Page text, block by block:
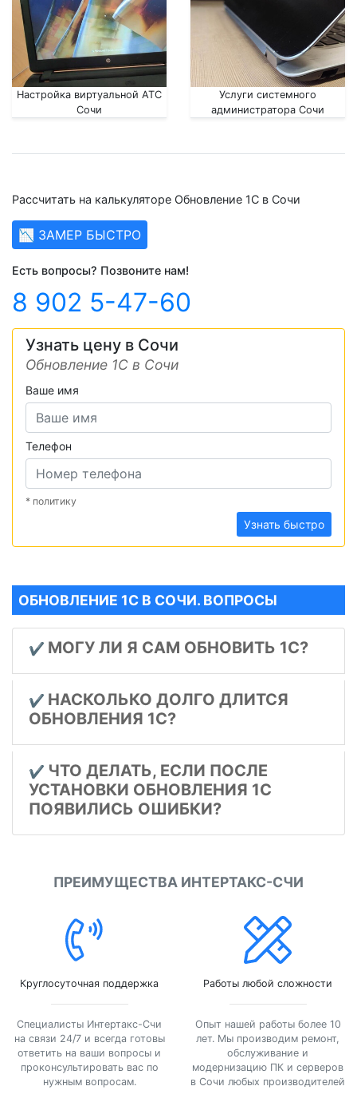
Настройка виртуальной АТС
Сочи
Услуги системного
администратора Сочи
Рассчитать на калькуляторе Обновление 1С в Сочи
📉 ЗАМЕР БЫСТРО
Есть вопросы? Позвоните нам!
8 902 5-47-60
Узнать цену в Сочи
Обновление 1С в Сочи
Ваше имя
Телефон
* политику
Узнать быстро
ОБНОВЛЕНИЕ 1С В СОЧИ. ВОПРОСЫ
✔️ МОГУ ЛИ Я САМ ОБНОВИТЬ 1С?
✔️ НАСКОЛЬКО ДОЛГО ДЛИТСЯ
ОБНОВЛЕНИЯ 1С?
✔️ ЧТО ДЕЛАТЬ, ЕСЛИ ПОСЛЕ
УСТАНОВКИ ОБНОВЛЕНИЯ 1С
ПОЯВИЛИСЬ ОШИБКИ?
ПРЕИМУЩЕСТВА ИНТЕРТАКС-СЧИ
Круглосуточная поддержка
Специалисты Интертакс-Счи
на связи 24/7 и всегда готовы
ответить на ваши вопросы и
проконсультировать вас по
нужным вопросам.
Работы любой сложности
Опыт нашей работы более 10
лет. Мы производим ремонт,
обслуживание и
модернизацию ПК и серверов
в Сочи любых производителей